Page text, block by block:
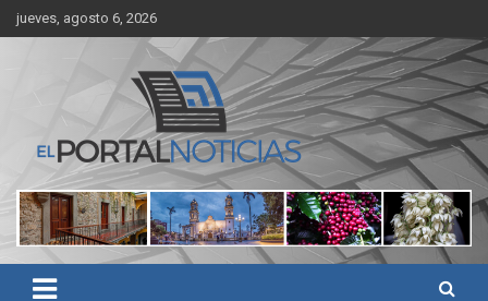
Skip
to
jueves, agosto 6, 2026
El Portal Noticias
Noticias de Córdoba, Veracruz y al región